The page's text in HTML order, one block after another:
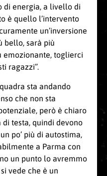
di energia, a livello di
è quello l’intervento
un’inversione
bello, sarà più
emozionante, toglierci
ragazzi”.
sta andando
che non sta
però è chiaro
testa, quindi devono
po’ più di autostima,
a Parma con
un punto lo avremmo
vede che è un